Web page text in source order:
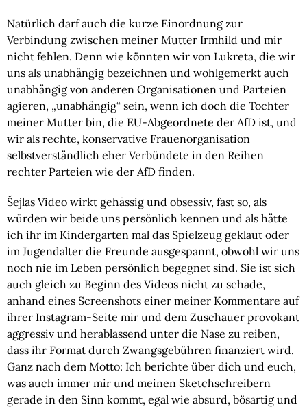
Natürlich darf auch die kurze Einordnung zur
Verbindung zwischen meiner Mutter Irmhild und mir
nicht fehlen. Denn wie könnten wir von Lukreta, die wir
uns als unabhängig bezeichnen und wohlgemerkt auch
unabhängig von anderen Organisationen und Parteien
agieren, „unabhängig“ sein, wenn ich doch die Tochter
meiner Mutter bin, die EU-Abgeordnete der AfD ist, und
wir als rechte, konservative Frauenorganisation
selbstverständlich eher Verbündete in den Reihen
rechter Parteien wie der AfD finden.
Šejlas Video wirkt gehässig und obsessiv, fast so, als
würden wir beide uns persönlich kennen und als hätte
ich ihr im Kindergarten mal das Spielzeug geklaut oder
im Jugendalter die Freunde ausgespannt, obwohl wir uns
noch nie im Leben persönlich begegnet sind. Sie ist sich
auch gleich zu Beginn des Videos nicht zu schade,
anhand eines Screenshots einer meiner Kommentare auf
ihrer Instagram-Seite mir und dem Zuschauer provokant
aggressiv und herablassend unter die Nase zu reiben,
dass ihr Format durch Zwangsgebühren finanziert wird.
Ganz nach dem Motto: Ich berichte über dich und euch,
was auch immer mir und meinen Sketchschreibern
gerade in den Sinn kommt, egal wie absurd, bösartig und